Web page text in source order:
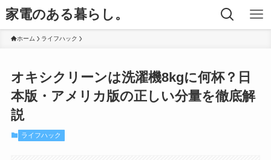
家電のある暮らし。
ホーム ライフハック
オキシクリーンは洗濯機8kgに何杯？日
本版・アメリカ版の正しい分量を徹底解
説
ライフハック